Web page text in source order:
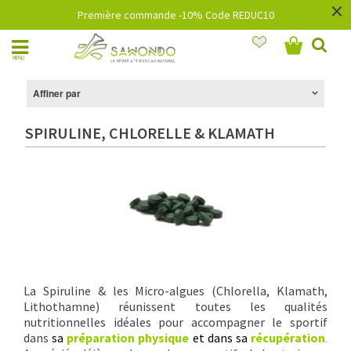
Première commande -10% Code REDUC10 ×
MENU
Affiner par
SPIRULINE, CHLORELLE & KLAMATH
La Spiruline & les Micro-algues (Chlorella, Klamath,
Lithothamne) réunissent toutes les qualités
nutritionnelles idéales pour accompagner le sportif
dans sa préparation physique et dans sa récupération.